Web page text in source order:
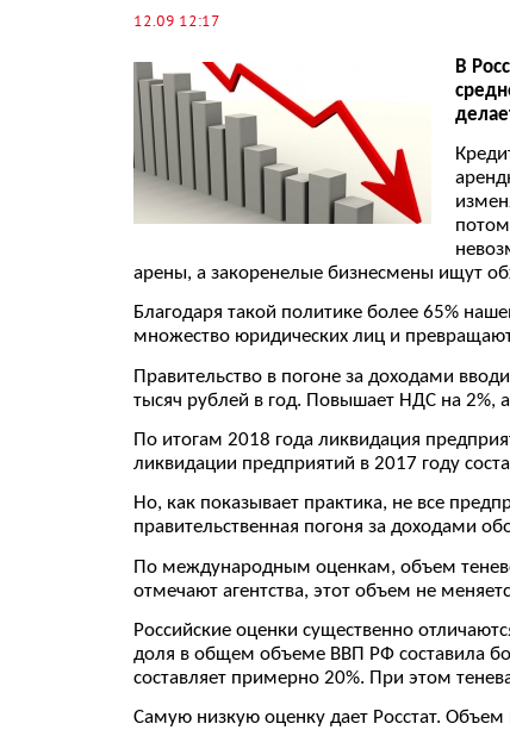
12.09 12:17
В
арены, а закоренелые бизнесмены ищут
Благодаря такой политике более 65%
множество юридических лиц и
Правительство в погоне за доходами
тысяч рублей в год. Повышает НДС на 2%,
По итогам 2018 года ликвидация
ликвидации предприятий в 2017 году
Но, как показывает практика, не все
правительственная погоня за доходами
По международным оценкам, объем
отмечают агентства, этот объем не
Российские оценки существенно
доля в общем объеме ВВП РФ составила
составляет примерно 20%. При этом
Самую низкую оценку дает Росстат. Объем